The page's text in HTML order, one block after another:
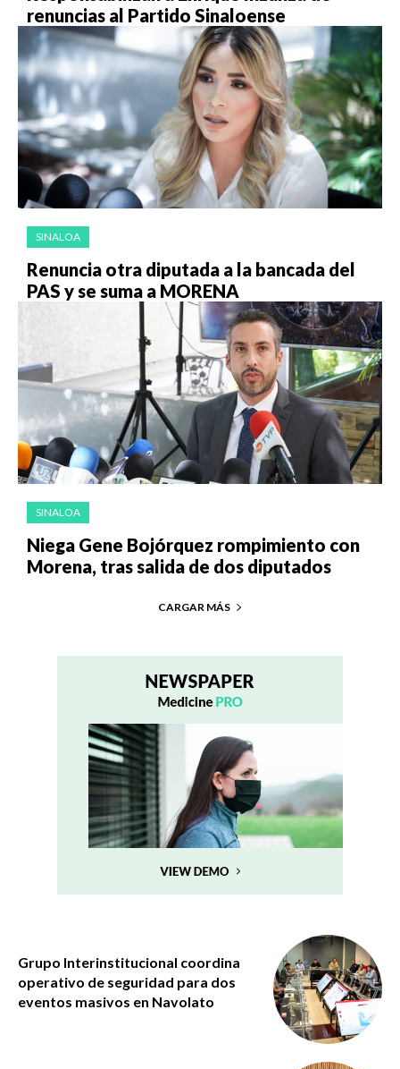
renuncias al Partido Sinaloense
SINALOA
Renuncia otra diputada a la bancada del
PAS y se suma a MORENA
SINALOA
Niega Gene Bojórquez rompimiento con
Morena, tras salida de dos diputados
CARGAR MÁS
Grupo Interinstitucional coordina
operativo de seguridad para dos
eventos masivos en Navolato